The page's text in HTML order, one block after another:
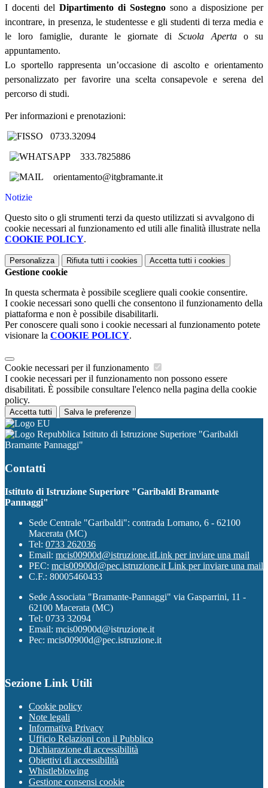
I docenti delDipartimento di Sostegno sono a disposizione per
incontrare, in presenza, le studentesse e gli studenti di terza media e
le loro famiglie, durante le giornate diScuola Apertao su
appuntamento.
Lo sportello rappresenta un’occasione di ascolto e orientamento
personalizzato per favorire una scelta consapevole e serena del
percorso di studi.
Per informazioni e prenotazioni:
0733.32094
333.7825886
orientamento@itgbramante.it
Notizie
Questo sito o gli strumenti terzi da questo utilizzati si avvalgono di
cookie necessari al funzionamento ed utili alle finalità illustrate nella
COOKIE POLICY.
Personalizza Rifiuta tutti i cookies Accetta tutti i cookies
Gestione cookie
In questa schermata è possibile scegliere quali cookie consentire.
I cookie necessari sono quelli che consentono il funzionamento della
piattaforma e non è possibile disabilitarli.
Per conoscere quali sono i cookie necessari al funzionamento potete
visionare la COOKIE POLICY.
Cookie necessari per il funzionamento
I cookie necessari per il funzionamento non possono essere
disabilitati. È possibile consultare l'elenco nella pagina della cookie
policy.
Accetta tutti Salva le preferenze
Istituto di Istruzione Superiore "Garibaldi
Bramante Pannaggi"
Contatti
Istituto di Istruzione Superiore "Garibaldi Bramante
Pannaggi"
Sede Centrale "Garibaldi": contrada Lornano, 6 - 62100
Macerata (MC)
Tel: 0733 262036
Email: mcis00900d@istruzione.itLink per inviare una mail
PEC: mcis00900d@pec.istruzione.it Link per inviare una mail
C.F.: 80005460433
Sede Associata "Bramante-Pannaggi" via Gasparrini, 11 -
62100 Macerata (MC)
Tel: 0733 32094
Email: mcis00900d@istruzione.it
Pec: mcis00900d@pec.istruzione.it
Sezione Link Utili
Cookie policy
Note legali
Informativa Privacy
Ufficio Relazioni con il Pubblico
Dichiarazione di accessibilità
Obiettivi di accessibilità
Whistleblowing
Gestione consensi cookie